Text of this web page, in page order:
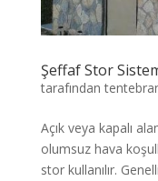
Şeffaf Stor
tarafından
Açık veya kapalı
olumsuz hava
stor kullanılır.